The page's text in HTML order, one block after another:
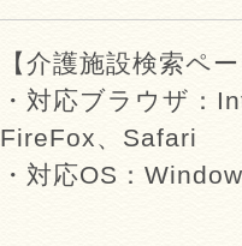
【介護施設検索ペ
・対応ブラウザ：
FireFox、Safari
・対応OS：